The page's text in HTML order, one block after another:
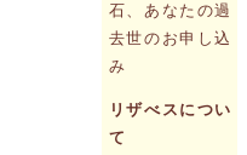
石、あなたの過
去世のお申し込
み
リザべスについ
て